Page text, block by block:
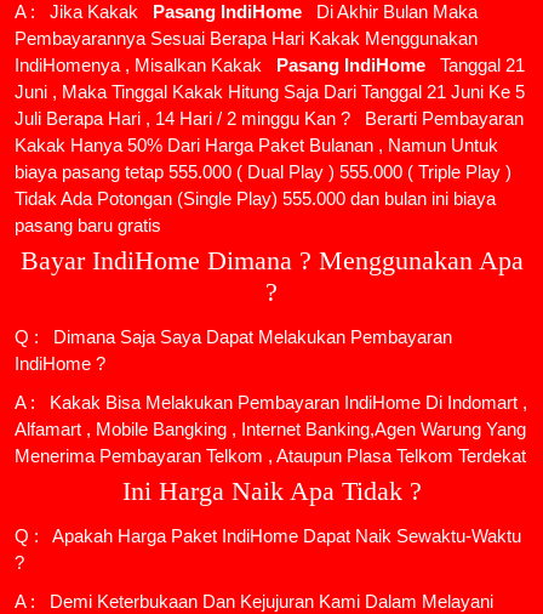
A : Jika Kakak
Pasang IndiHome
Di Akhir Bulan Maka
Pembayarannya Sesuai Berapa Hari Kakak Menggunakan
IndiHomenya , Misalkan Kakak
Pasang IndiHome
Tanggal 21
Juni , Maka Tinggal Kakak Hitung Saja Dari Tanggal 21 Juni Ke 5
Juli Berapa Hari , 14 Hari / 2 minggu Kan ? Berarti Pembayaran
Kakak Hanya 50% Dari Harga Paket Bulanan , Namun Untuk
biaya pasang tetap 555.000 ( Dual Play ) 555.000 ( Triple Play )
Tidak Ada Potongan (Single Play) 555.000 dan bulan ini biaya
pasang baru gratis
Bayar IndiHome Dimana ? Menggunakan Apa
?
Q : Dimana Saja Saya Dapat Melakukan Pembayaran
IndiHome ?
A : Kakak Bisa Melakukan Pembayaran IndiHome Di Indomart ,
Alfamart , Mobile Bangking , Internet Banking,Agen Warung Yang
Menerima Pembayaran Telkom , Ataupun Plasa Telkom Terdekat
Ini Harga Naik Apa Tidak ?
Q : Apakah Harga Paket IndiHome Dapat Naik Sewaktu-Waktu
?
A : Demi Keterbukaan Dan Kejujuran Kami Dalam Melayani